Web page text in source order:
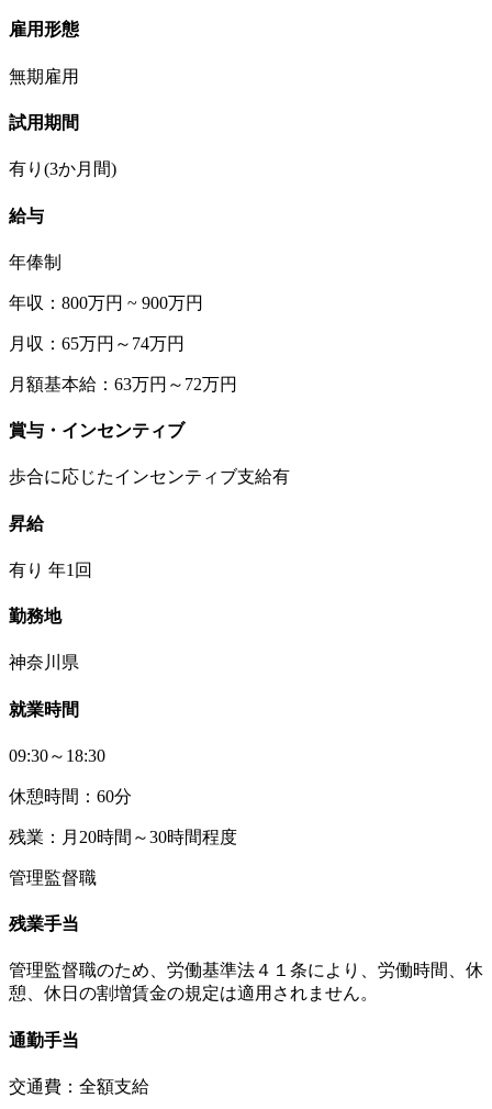
雇用形態
無期雇用
試用期間
有り(3か月間)
給与
年俸制
年収：800万円 ~ 900万円
月収：65万円～74万円
月額基本給：63万円～72万円
賞与・インセンティブ
歩合に応じたインセンティブ支給有
昇給
有り 年1回
勤務地
神奈川県
就業時間
09:30～18:30
休憩時間：60分
残業：月20時間～30時間程度
管理監督職
残業手当
管理監督職のため、労働基準法４１条により、労働時間、休
憩、休日の割増賃金の規定は適用されません。
通勤手当
交通費：全額支給